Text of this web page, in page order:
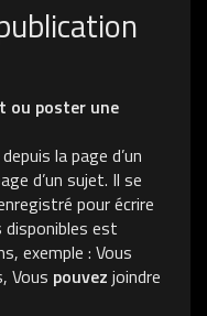
ou poster une
la page d’un
d’un sujet. Il se
pour écrire
est
exemple : Vous
Vous pouvez joindre